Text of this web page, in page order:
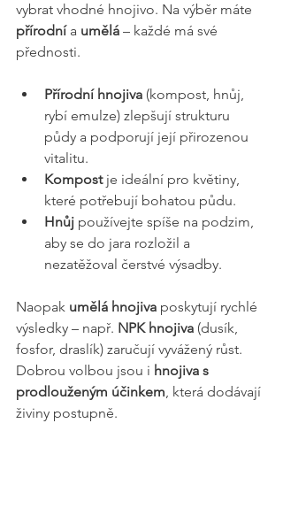
vybrat vhodné hnojivo. Na výběr máte
přírodní a umělá – každé má své
přednosti.
Přírodní hnojiva (kompost, hnůj,
rybí emulze) zlepšují strukturu
půdy a podporují její přirozenou
vitalitu.
Kompost je ideální pro květiny,
které potřebují bohatou půdu.
Hnůj používejte spíše na podzim,
aby se do jara rozložil a
nezatěžoval čerstvé výsadby.
Naopak umělá hnojiva poskytují rychlé
výsledky – např. NPK hnojiva (dusík,
fosfor, draslík) zaručují vyvážený růst.
Dobrou volbou jsou i hnojiva s
prodlouženým účinkem, která dodávají
živiny postupně.